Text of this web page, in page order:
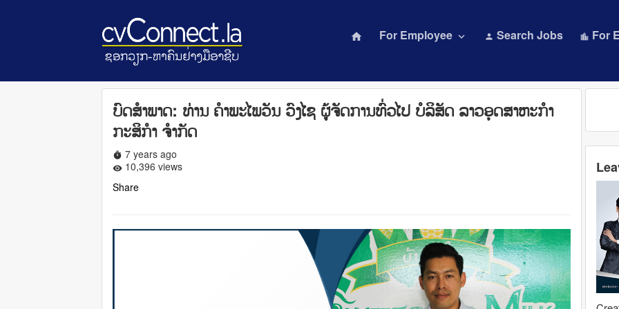
home For Employee keyboard_arrow_down person Search Jobs location_city For
ບົດສໍາພາດ: ທ່ານ ຄໍາພະໄພວັນ ວົງໄຊ ຜູ້ຈັດການທົ່ວໄປ ບໍລິສັດ ລາວອຸດສາຫະກໍາ
ກະສິກໍາ ຈໍາກັດ
timer 7 years ago
remove_red_eye 10,396 views
Share